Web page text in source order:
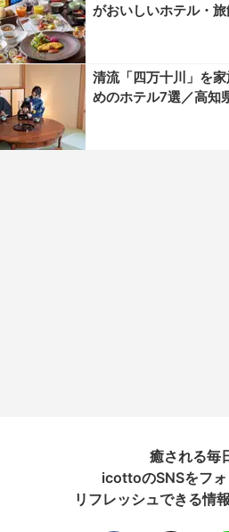
がおいしいホテル・
清流「四万十川」を
めのホテル7選／高知
癒される毎
icottoのSNSをフォ
リフレッシュできる情